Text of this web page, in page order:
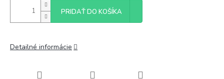
PRIDAŤ DO KOŠÍKA
Detailné informácie